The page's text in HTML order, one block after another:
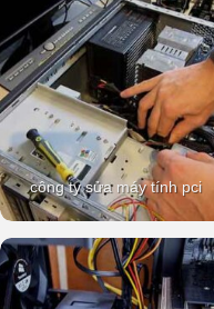
công ty sửa máy tính pci